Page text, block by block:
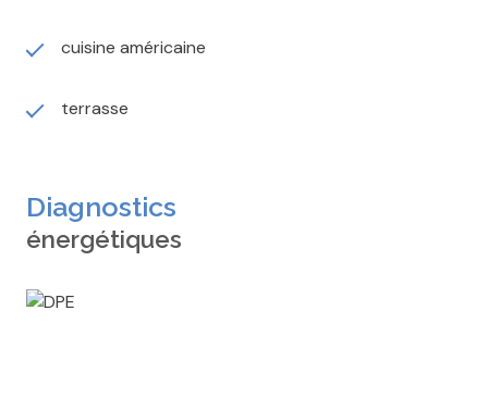
cuisine américaine
terrasse
Diagnostics
énergétiques